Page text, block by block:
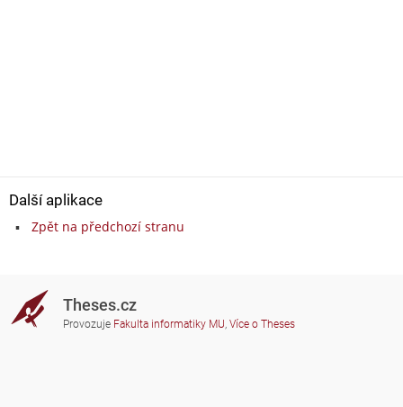
Další aplikace
Zpět na předchozí stranu
Theses.cz
Provozuje Fakulta informatiky MU, Více o Theses